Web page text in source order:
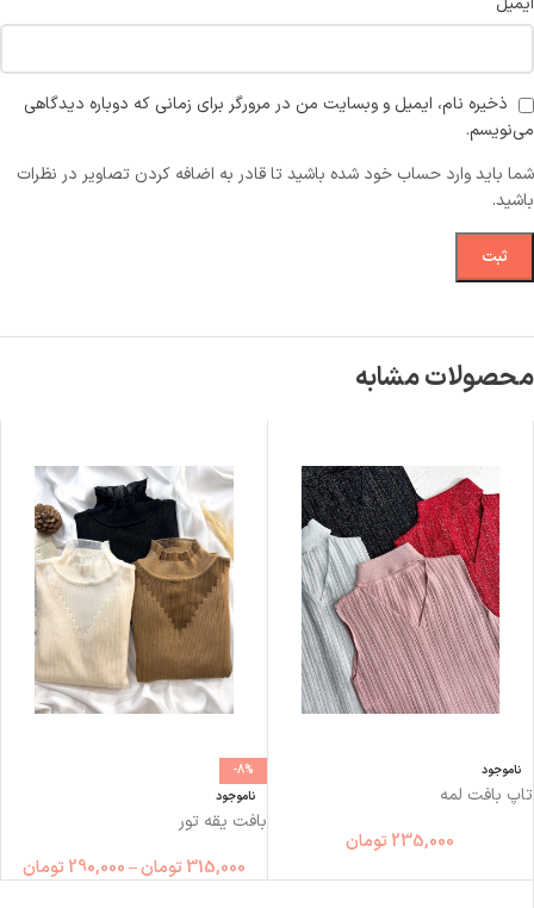
ذخیره نام، ایمیل و وبسایت من در مرورگر برای زمانی که دوباره دیدگاهی
می‌نویسم.
شما باید وارد حساب خود شده باشید تا قادر به اضافه کردن تصاویر در نظرات
باشید.
محصولات مشابه
ناموجود
تاپ بافت لمه
235,000 تومان
-8%
ناموجود
بافت یقه تور
315,000 تومان–
290,000 تومان